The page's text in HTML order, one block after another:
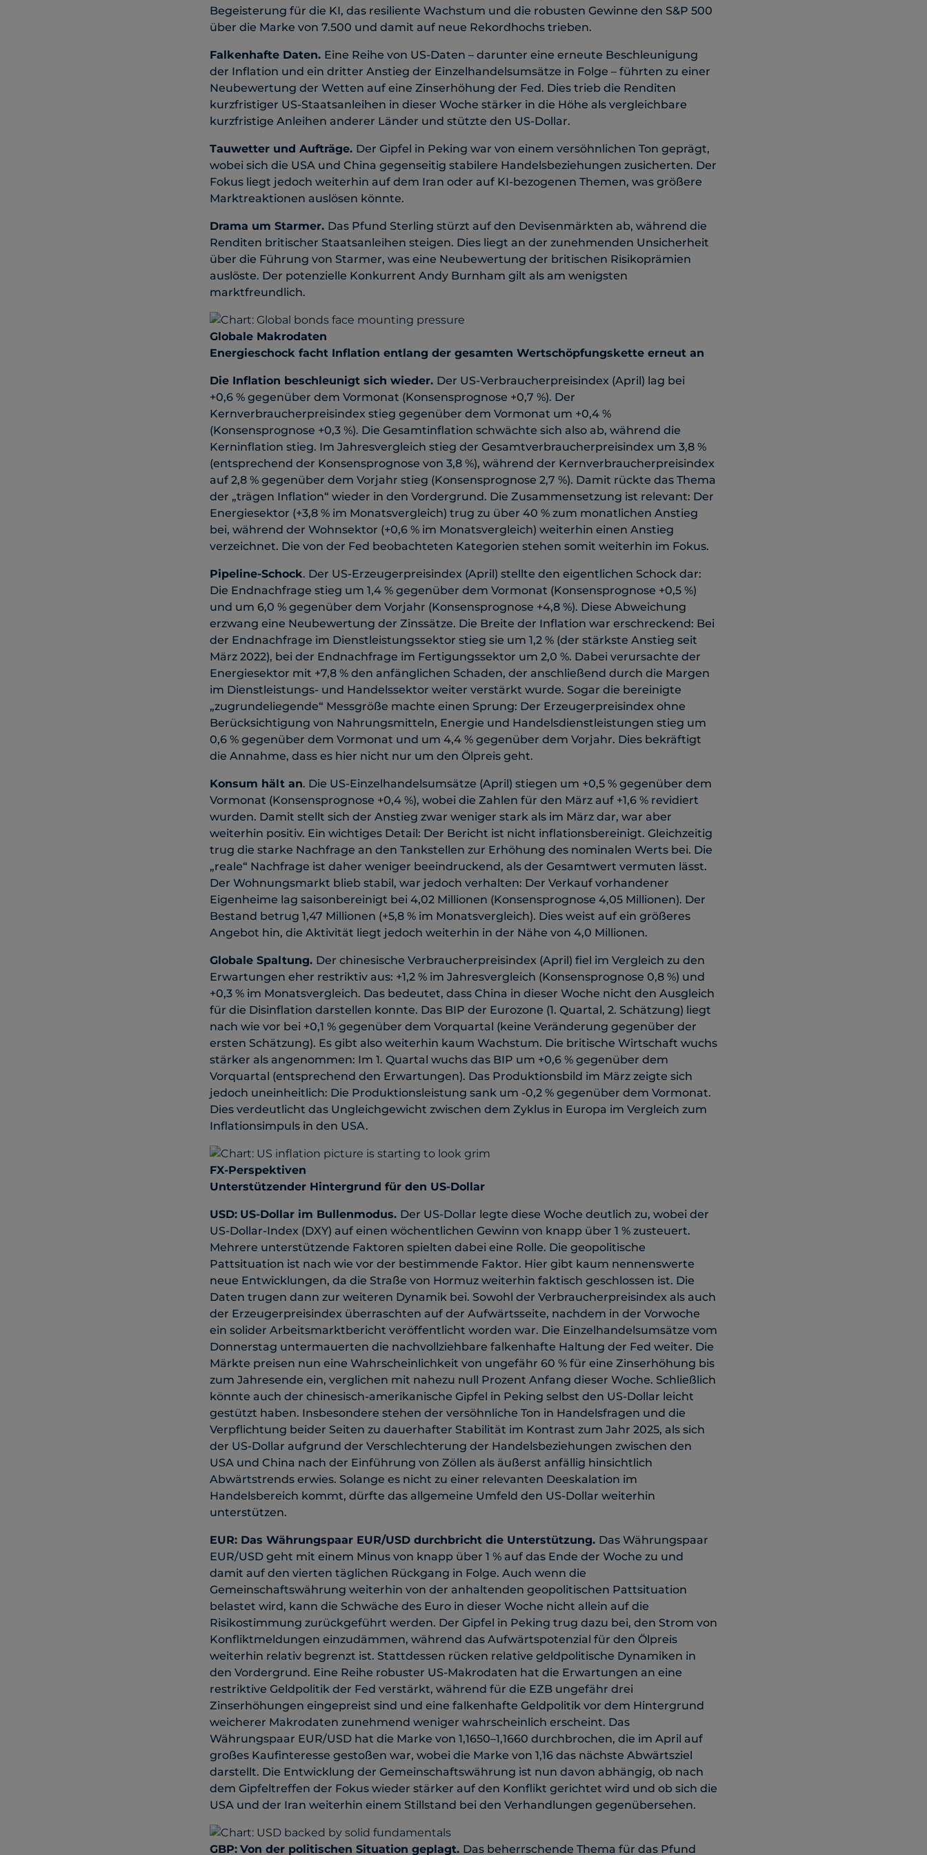
Begeisterung für die KI, das resiliente Wachstum und die robusten Gewinne den S&P 500
über die Marke von 7.500 und damit auf neue Rekordhochs trieben.
Falkenhafte Daten. Eine Reihe von US-Daten – darunter eine erneute Beschleunigung
der Inflation und ein dritter Anstieg der Einzelhandelsumsätze in Folge – führten zu einer
Neubewertung der Wetten auf eine Zinserhöhung der Fed. Dies trieb die Renditen
kurzfristiger US-Staatsanleihen in dieser Woche stärker in die Höhe als vergleichbare
kurzfristige Anleihen anderer Länder und stützte den US-Dollar.
Tauwetter und Aufträge. Der Gipfel in Peking war von einem versöhnlichen Ton geprägt,
wobei sich die USA und China gegenseitig stabilere Handelsbeziehungen zusicherten. Der
Fokus liegt jedoch weiterhin auf dem Iran oder auf KI-bezogenen Themen, was größere
Marktreaktionen auslösen könnte.
Drama um Starmer. Das Pfund Sterling stürzt auf den Devisenmärkten ab, während die
Renditen britischer Staatsanleihen steigen. Dies liegt an der zunehmenden Unsicherheit
über die Führung von Starmer, was eine Neubewertung der britischen Risikoprämien
auslöste. Der potenzielle Konkurrent Andy Burnham gilt als am wenigsten
marktfreundlich.
Globale Makrodaten
Energieschock facht Inflation entlang der gesamten Wertschöpfungskette erneut an
Die Inflation beschleunigt sich wieder. Der US-Verbraucherpreisindex (April) lag bei
+0,6 % gegenüber dem Vormonat (Konsensprognose +0,7 %). Der
Kernverbraucherpreisindex stieg gegenüber dem Vormonat um +0,4 %
(Konsensprognose +0,3 %). Die Gesamtinflation schwächte sich also ab, während die
Kerninflation stieg. Im Jahresvergleich stieg der Gesamtverbraucherpreisindex um 3,8 %
(entsprechend der Konsensprognose von 3,8 %), während der Kernverbraucherpreisindex
auf 2,8 % gegenüber dem Vorjahr stieg (Konsensprognose 2,7 %). Damit rückte das Thema
der „trägen Inflation“ wieder in den Vordergrund. Die Zusammensetzung ist relevant: Der
Energiesektor (+3,8 % im Monatsvergleich) trug zu über 40 % zum monatlichen Anstieg
bei, während der Wohnsektor (+0,6 % im Monatsvergleich) weiterhin einen Anstieg
verzeichnet. Die von der Fed beobachteten Kategorien stehen somit weiterhin im Fokus.
Pipeline-Schock. Der US-Erzeugerpreisindex (April) stellte den eigentlichen Schock dar:
Die Endnachfrage stieg um 1,4 % gegenüber dem Vormonat (Konsensprognose +0,5 %)
und um 6,0 % gegenüber dem Vorjahr (Konsensprognose +4,8 %). Diese Abweichung
erzwang eine Neubewertung der Zinssätze. Die Breite der Inflation war erschreckend: Bei
der Endnachfrage im Dienstleistungssektor stieg sie um 1,2 % (der stärkste Anstieg seit
März 2022), bei der Endnachfrage im Fertigungssektor um 2,0 %. Dabei verursachte der
Energiesektor mit +7,8 % den anfänglichen Schaden, der anschließend durch die Margen
im Dienstleistungs- und Handelssektor weiter verstärkt wurde. Sogar die bereinigte
„zugrundeliegende“ Messgröße machte einen Sprung: Der Erzeugerpreisindex ohne
Berücksichtigung von Nahrungsmitteln, Energie und Handelsdienstleistungen stieg um
0,6 % gegenüber dem Vormonat und um 4,4 % gegenüber dem Vorjahr. Dies bekräftigt
die Annahme, dass es hier nicht nur um den Ölpreis geht.
Konsum hält an. Die US-Einzelhandelsumsätze (April) stiegen um +0,5 % gegenüber dem
Vormonat (Konsensprognose +0,4 %), wobei die Zahlen für den März auf +1,6 % revidiert
wurden. Damit stellt sich der Anstieg zwar weniger stark als im März dar, war aber
weiterhin positiv. Ein wichtiges Detail: Der Bericht ist nicht inflationsbereinigt. Gleichzeitig
trug die starke Nachfrage an den Tankstellen zur Erhöhung des nominalen Werts bei. Die
„reale“ Nachfrage ist daher weniger beeindruckend, als der Gesamtwert vermuten lässt.
Der Wohnungsmarkt blieb stabil, war jedoch verhalten: Der Verkauf vorhandener
Eigenheime lag saisonbereinigt bei 4,02 Millionen (Konsensprognose 4,05 Millionen). Der
Bestand betrug 1,47 Millionen (+5,8 % im Monatsvergleich). Dies weist auf ein größeres
Angebot hin, die Aktivität liegt jedoch weiterhin in der Nähe von 4,0 Millionen.
Globale Spaltung. Der chinesische Verbraucherpreisindex (April) fiel im Vergleich zu den
Erwartungen eher restriktiv aus: +1,2 % im Jahresvergleich (Konsensprognose 0,8 %) und
+0,3 % im Monatsvergleich. Das bedeutet, dass China in dieser Woche nicht den Ausgleich
für die Disinflation darstellen konnte. Das BIP der Eurozone (1. Quartal, 2. Schätzung) liegt
nach wie vor bei +0,1 % gegenüber dem Vorquartal (keine Veränderung gegenüber der
ersten Schätzung). Es gibt also weiterhin kaum Wachstum. Die britische Wirtschaft wuchs
stärker als angenommen: Im 1. Quartal wuchs das BIP um +0,6 % gegenüber dem
Vorquartal (entsprechend den Erwartungen). Das Produktionsbild im März zeigte sich
jedoch uneinheitlich: Die Produktionsleistung sank um -0,2 % gegenüber dem Vormonat.
Dies verdeutlicht das Ungleichgewicht zwischen dem Zyklus in Europa im Vergleich zum
Inflationsimpuls in den USA.
FX-Perspektiven
Unterstützender Hintergrund für den US-Dollar
USD: US-Dollar im Bullenmodus. Der US-Dollar legte diese Woche deutlich zu, wobei der
US-Dollar-Index (DXY) auf einen wöchentlichen Gewinn von knapp über 1 % zusteuert.
Mehrere unterstützende Faktoren spielten dabei eine Rolle. Die geopolitische
Pattsituation ist nach wie vor der bestimmende Faktor. Hier gibt kaum nennenswerte
neue Entwicklungen, da die Straße von Hormuz weiterhin faktisch geschlossen ist. Die
Daten trugen dann zur weiteren Dynamik bei. Sowohl der Verbraucherpreisindex als auch
der Erzeugerpreisindex überraschten auf der Aufwärtsseite, nachdem in der Vorwoche
ein solider Arbeitsmarktbericht veröffentlicht worden war. Die Einzelhandelsumsätze vom
Donnerstag untermauerten die nachvollziehbare falkenhafte Haltung der Fed weiter. Die
Märkte preisen nun eine Wahrscheinlichkeit von ungefähr 60 % für eine Zinserhöhung bis
zum Jahresende ein, verglichen mit nahezu null Prozent Anfang dieser Woche. Schließlich
könnte auch der chinesisch-amerikanische Gipfel in Peking selbst den US-Dollar leicht
gestützt haben. Insbesondere stehen der versöhnliche Ton in Handelsfragen und die
Verpflichtung beider Seiten zu dauerhafter Stabilität im Kontrast zum Jahr 2025, als sich
der US-Dollar aufgrund der Verschlechterung der Handelsbeziehungen zwischen den
USA und China nach der Einführung von Zöllen als äußerst anfällig hinsichtlich
Abwärtstrends erwies. Solange es nicht zu einer relevanten Deeskalation im
Handelsbereich kommt, dürfte das allgemeine Umfeld den US-Dollar weiterhin
unterstützen.
EUR: Das Währungspaar EUR/USD durchbricht die Unterstützung. Das Währungspaar
EUR/USD geht mit einem Minus von knapp über 1 % auf das Ende der Woche zu und
damit auf den vierten täglichen Rückgang in Folge. Auch wenn die
Gemeinschaftswährung weiterhin von der anhaltenden geopolitischen Pattsituation
belastet wird, kann die Schwäche des Euro in dieser Woche nicht allein auf die
Risikostimmung zurückgeführt werden. Der Gipfel in Peking trug dazu bei, den Strom von
Konfliktmeldungen einzudämmen, während das Aufwärtspotenzial für den Ölpreis
weiterhin relativ begrenzt ist. Stattdessen rücken relative geldpolitische Dynamiken in
den Vordergrund. Eine Reihe robuster US-Makrodaten hat die Erwartungen an eine
restriktive Geldpolitik der Fed verstärkt, während für die EZB ungefähr drei
Zinserhöhungen eingepreist sind und eine falkenhafte Geldpolitik vor dem Hintergrund
weicherer Makrodaten zunehmend weniger wahrscheinlich erscheint. Das
Währungspaar EUR/USD hat die Marke von 1,1650–1,1660 durchbrochen, die im April auf
großes Kaufinteresse gestoßen war, wobei die Marke von 1,16 das nächste Abwärtsziel
darstellt. Die Entwicklung der Gemeinschaftswährung ist nun davon abhängig, ob nach
dem Gipfeltreffen der Fokus wieder stärker auf den Konflikt gerichtet wird und ob sich die
USA und der Iran weiterhin einem Stillstand bei den Verhandlungen gegenübersehen.
GBP: Von der politischen Situation geplagt. Das beherrschende Thema für das Pfund